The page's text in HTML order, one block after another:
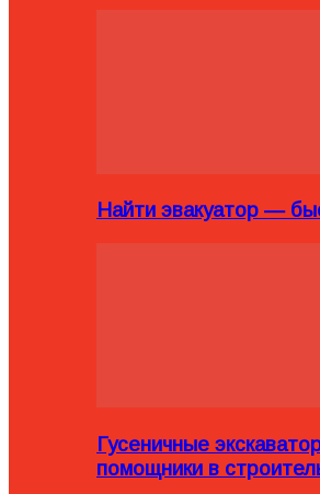
Найти эвакуатор —
Гусеничные
помощники в